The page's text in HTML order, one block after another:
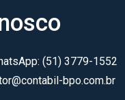
(51) 3779-1552
bpo.com.br